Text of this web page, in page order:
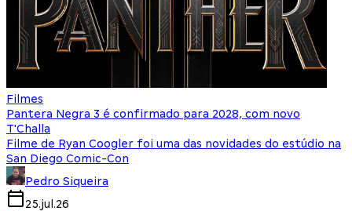
Filmes
Pantera Negra 3 é confirmado para 2028, com novo
T'Challa
Filme de Ryan Coogler foi uma das novidades do estúdio na
San Diego Comic-Con
Pedro Siqueira
25.jul.26